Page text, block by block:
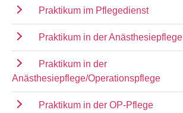
Praktikum im Pflegedienst
Praktikum in der Anästhesiepflege
Praktikum in der
Anästhesiepflege/Operationspflege
Praktikum in der OP-Pflege